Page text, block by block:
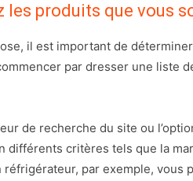
les produits que vous
il est important de
par dresser une liste
de recherche du site ou
différents critères tels que la
réfrigérateur, par exemple, vous